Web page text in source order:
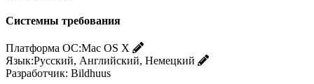
Системны требования
Платформа ОС:Mac OS X
Язык:Русский, Английский, Немецкий
Разработчик: Bildhuus